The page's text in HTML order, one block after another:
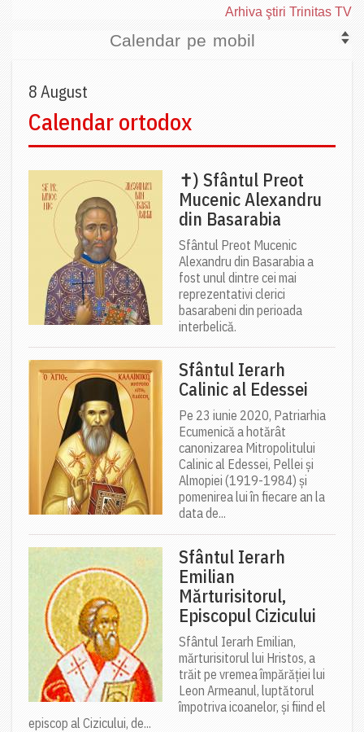
Arhiva ştiri Trinitas TV
Calendar pe mobil
8 August
Calendar ortodox
✝) Sfântul Preot
Mucenic Alexandru
din Basarabia
Sfântul Preot Mucenic
Alexandru din Basarabia a
fost unul dintre cei mai
reprezentativi clerici
basarabeni din perioada
interbelică.
Sfântul Ierarh
Calinic al Edessei
Pe 23 iunie 2020, Patriarhia
Ecumenică a hotărât
canonizarea Mitropolitului
Calinic al Edessei, Pellei și
Almopiei (1919-1984) și
pomenirea lui în fiecare an la
data de...
Sfântul Ierarh
Emilian
Mărturisitorul,
Episcopul Cizicului
Sfântul Ierarh Emilian,
mărturisitorul lui Hristos, a
trăit pe vremea împărăției lui
Leon Armeanul, luptătorul
împotriva icoanelor, și fiind el
episcop al Cizicului, de...